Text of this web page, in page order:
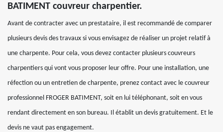
BATIMENT couvreur charpentier.
Avant de contracter avec un prestataire, il est recommandé de comparer
plusieurs devis des travaux si vous envisagez de réaliser un projet relatif à
une charpente. Pour cela, vous devez contacter plusieurs couvreurs
charpentiers qui vont vous proposer leur offre. Pour une installation, une
réfection ou un entretien de charpente, prenez contact avec le couvreur
professionnel FROGER BATIMENT, soit en lui téléphonant, soit en vous
rendant directement en son bureau. Il établit un devis gratuitement. Et le
devis ne vaut pas engagement.